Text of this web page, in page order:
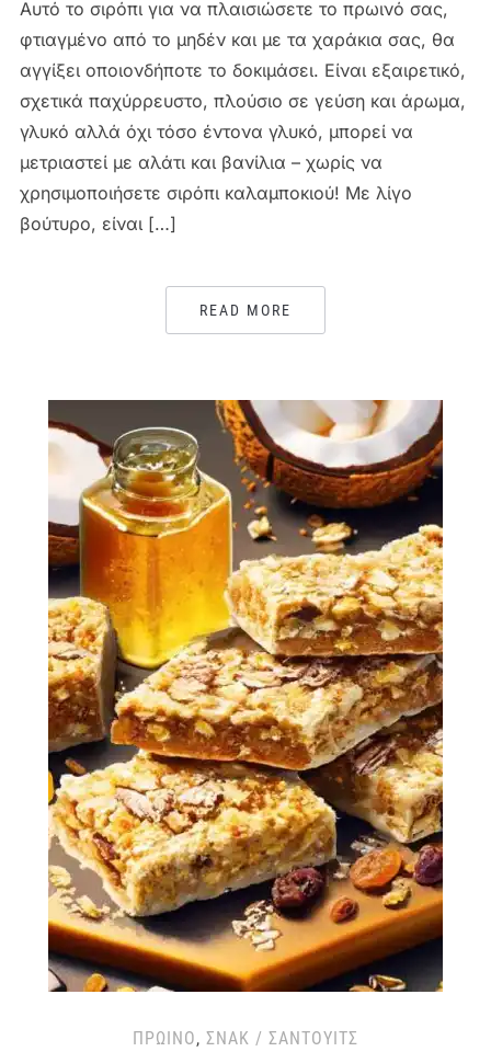
Αυτό το σιρόπι για να πλαισιώσετε το πρωινό σας,
φτιαγμένο από το μηδέν και με τα χαράκια σας, θα
αγγίξει οποιονδήποτε το δοκιμάσει. Είναι εξαιρετικό,
σχετικά παχύρρευστο, πλούσιο σε γεύση και άρωμα,
γλυκό αλλά όχι τόσο έντονα γλυκό, μπορεί να
μετριαστεί με αλάτι και βανίλια – χωρίς να
χρησιμοποιήσετε σιρόπι καλαμποκιού! Με λίγο
βούτυρο, είναι […]
READ MORE
ΠΡΩΙΝΌ, ΣΝΑΚ / ΣΆΝΤΟΥΙΤΣ